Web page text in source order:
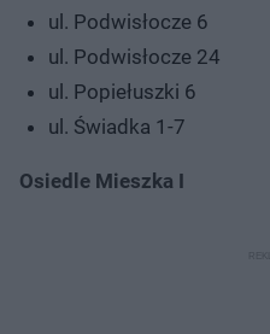
ul. Podwisłocze 6
ul. Podwisłocze 24
ul. Popiełuszki 6
ul. Świadka 1-7
Osiedle Mieszka I